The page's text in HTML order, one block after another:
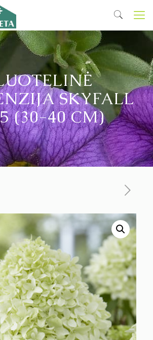
SKYFALL
(30-40 CM)